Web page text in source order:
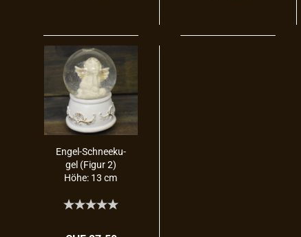
Engel-​​Schnee­ku­
gel (Figur 2)
Höhe: 13 cm